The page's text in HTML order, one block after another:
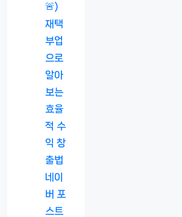
🚨)
재택
부업
으로
알아
보는
효율
적 수
익 창
출법
네이
버 포
스트